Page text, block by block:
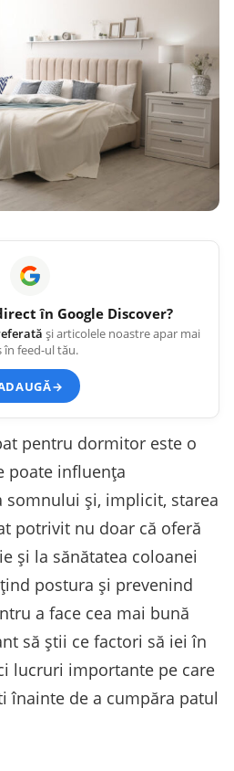
în Google Discover?
și articolele noastre apar mai
în feed-ul tău.
→
pentru dormitor este o
poate influența
somnului și, implicit, starea
potrivit nu doar că oferă
și la sănătatea coloanei
postura și prevenind
a face cea mai bună
să știi ce factori să iei în
lucruri importante pe care
înainte de a cumpăra patul